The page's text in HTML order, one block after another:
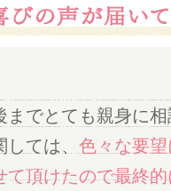
でとても親身に
しては、色々な要
て頂けたので最終